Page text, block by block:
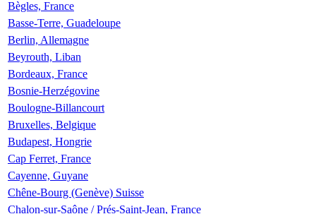
Bègles, France
Basse-Terre, Guadeloupe
Berlin, Allemagne
Beyrouth, Liban
Bordeaux, France
Bosnie-Herzégovine
Boulogne-Billancourt
Bruxelles, Belgique
Budapest, Hongrie
Cap Ferret, France
Cayenne, Guyane
Chêne-Bourg (Genève) Suisse
Chalon-sur-Saône / Prés-Saint-Jean, France